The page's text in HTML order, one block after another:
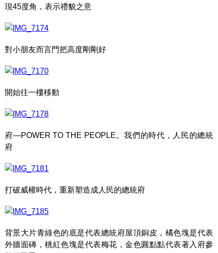
現45度角，表示禮貌之意
對小朋友而言門把高度剛剛好
開始往一樓移動
府—POWER TO THE PEOPLE。我們的時代，人民的總統
府
打破威權時代，重新塑造成人民的總統府
背景大片青綠色的底是代表總統府屋頂銅皮，橘色塊是代表
外牆面磚，桃紅色塊是代表梅花，金色圓點點代表著入府參